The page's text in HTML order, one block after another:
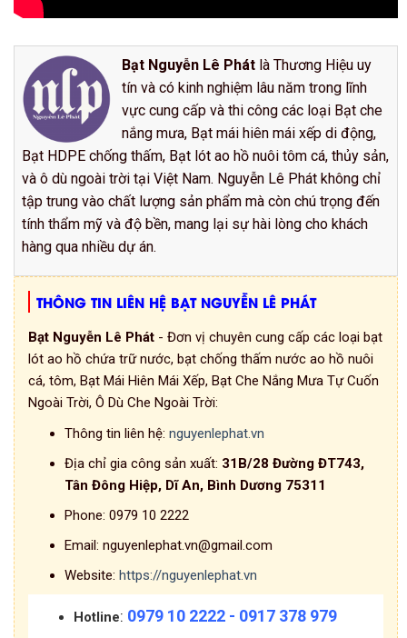
Bạt Nguyễn Lê Phát là Thương Hiệu uy
tín và có kinh nghiệm lâu năm trong lĩnh
vực cung cấp và thi công các loại Bạt che
nắng mưa, Bạt mái hiên mái xếp di động,
Bạt HDPE chống thấm, Bạt lót ao hồ nuôi tôm cá, thủy sản,
và ô dù ngoài trời tại Việt Nam. Nguyễn Lê Phát không chỉ
tập trung vào chất lượng sản phẩm mà còn chú trọng đến
tính thẩm mỹ và độ bền, mang lại sự hài lòng cho khách
hàng qua nhiều dự án.
THÔNG TIN LIÊN HỆ BẠT NGUYỄN LÊ PHÁT
Bạt Nguyễn Lê Phát - Đơn vị chuyên cung cấp các loại bạt
lót ao hồ chứa trữ nước, bạt chống thấm nước ao hồ nuôi
cá, tôm, Bạt Mái Hiên Mái Xếp, Bạt Che Nắng Mưa Tự Cuốn
Ngoài Trời, Ô Dù Che Ngoài Trời:
Thông tin liên hệ: nguyenlephat.vn
Địa chỉ gia công sản xuất: 31B/28 Đường ĐT743,
Tân Đông Hiệp, Dĩ An, Bình Dương 75311
Phone: 0979 10 2222
Email: nguyenlephat.vn@gmail.com
Website: https://nguyenlephat.vn
Hotline: 0979 10 2222 - 0917 378 979